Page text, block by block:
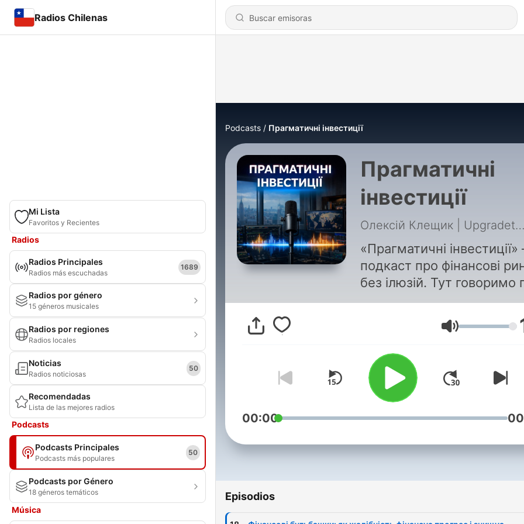
Radios Chilenas
Mi Lista
Favoritos y Recientes
Radios
Radios Principales
Radios más escuchadas
1689
Radios por género
15 géneros musicales
Radios por regiones
Radios locales
Noticias
Radios noticiosas
50
Recomendadas
Lista de las mejores radios
Podcasts
Podcasts Principales
Podcasts más populares
50
Podcasts por Género
18 géneros temáticos
Música
Podcasts Прагматичні інвестиції
Прагматичні
інвестиції
Олексій Клещик |
«Прагматичні
подкаст про фінансові
без ілюзій. Тут говоримо про
інвестиції, трейдинг,
фондовий ринок США,
валютні пари, дорогоцінні
метали. Я практикую на
фінансових ринках з 2008
року і пояснюю, як
та діяти інвестору чи
трейдеру, щоб виживати
чарівних формул,
Подкаст для тих, хто
капіталом, як обирати
Volumen
00:00
Episodios